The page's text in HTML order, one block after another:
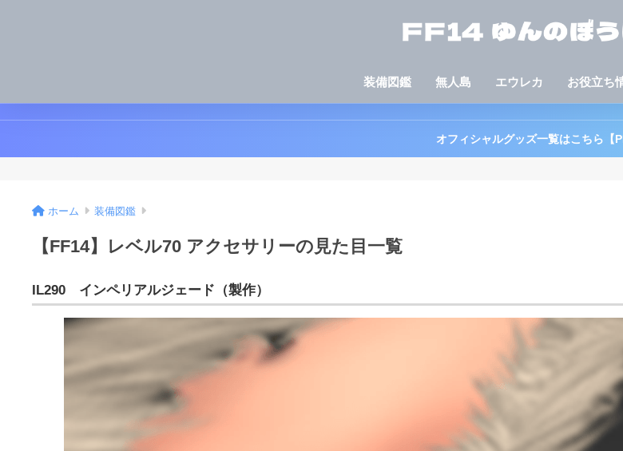
装備図鑑 無人島 エウレカ お役立ち
オフィシャルグッズ一覧はこちら【
ホーム 装備図鑑
【FF14】レベル70 アクセサリーの見た目一覧
IL290 インペリアルジェード（製作）